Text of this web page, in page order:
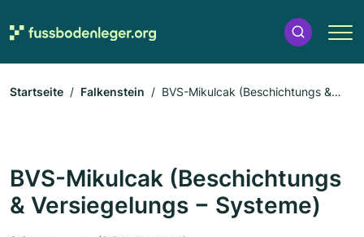
Startseite Falkenstein
BVS-Mikulcak (Beschichtungs &
BVS-Mikulcak (Beschichtungs
& Versiegelungs − Systeme)